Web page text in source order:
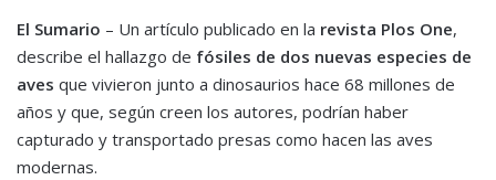
El Sumario – Un artículo publicado en la revista Plos One,
describe el hallazgo de fósiles de dos nuevas especies de
aves que vivieron junto a dinosaurios hace 68 millones de
años y que, según creen los autores, podrían haber
capturado y transportado presas como hacen las aves
modernas.